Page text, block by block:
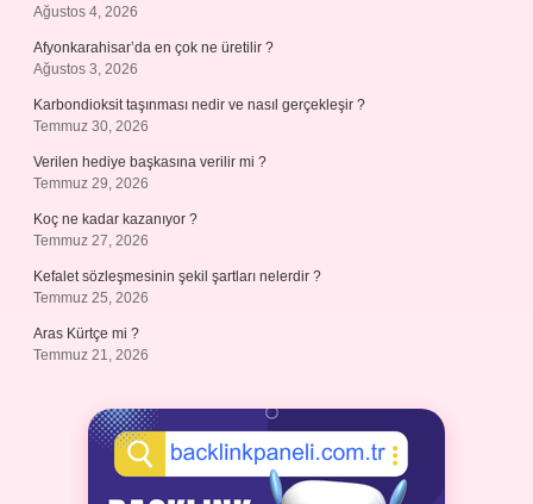
Ağustos 4, 2026
Afyonkarahisar’da en çok ne üretilir ?
Ağustos 3, 2026
Karbondioksit taşınması nedir ve nasıl gerçekleşir ?
Temmuz 30, 2026
Verilen hediye başkasına verilir mi ?
Temmuz 29, 2026
Koç ne kadar kazanıyor ?
Temmuz 27, 2026
Kefalet sözleşmesinin şekil şartları nelerdir ?
Temmuz 25, 2026
Aras Kürtçe mi ?
Temmuz 21, 2026